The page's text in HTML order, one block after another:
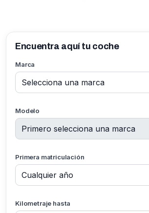
Encuentra aquí tu coche
Marca
Modelo
Primera matriculación
Kilometraje hasta